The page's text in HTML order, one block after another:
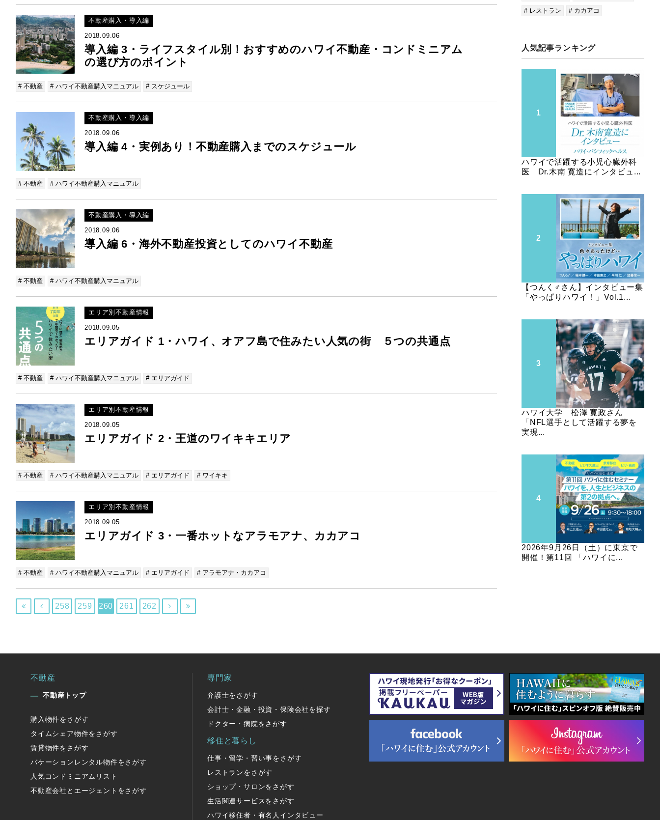
不動産購入・導入編
2018.09.06
導入編 3・ライフスタイル別！おすすめのハワイ不動産・コンドミニアム
の選び方のポイント
# 不動産 # ハワイ不動産購入マニュアル # スケジュール
不動産購入・導入編
2018.09.06
導入編 4・実例あり！不動産購入までのスケジュール
# 不動産 # ハワイ不動産購入マニュアル
不動産購入・導入編
2018.09.06
導入編 6・海外不動産投資としてのハワイ不動産
# 不動産 # ハワイ不動産購入マニュアル
エリア別不動産情報
2018.09.05
エリアガイド 1・ハワイ、オアフ島で住みたい人気の街 ５つの共通点
# 不動産 # ハワイ不動産購入マニュアル # エリアガイド
エリア別不動産情報
2018.09.05
エリアガイド 2・王道のワイキキエリア
# 不動産 # ハワイ不動産購入マニュアル # エリアガイド # ワイキキ
エリア別不動産情報
2018.09.05
エリアガイド 3・一番ホットなアラモアナ、カカアコ
# 不動産 # ハワイ不動産購入マニュアル # エリアガイド # アラモアナ・カカアコ
  258 259 260 261 262  
# レストラン
# カカアコ
人気記事ランキング
ハワイで活躍する小児心臓外科
医 Dr.木南 寛造にインタビュ...
【つんく♂さん】インタビュー集
「やっぱりハワイ！」Vol.1...
ハワイ大学 松澤 寛政さん
「NFL選手として活躍する夢を
実現...
2026年9月26日（土）に東京で
開催！第11回 「ハワイに...
不動産
不動産トップ
購入物件をさがす
タイムシェア物件をさがす
賃貸物件をさがす
バケーションレンタル物件をさがす
人気コンドミニアムリスト
不動産会社とエージェントをさがす
専門家
弁護士をさがす
会計士・金融・投資・保険会社を探す
ドクター・病院をさがす
移住と暮らし
仕事・留学・習い事をさがす
レストランをさがす
ショップ・サロンをさがす
生活関連サービスをさがす
ハワイ移住者・有名人インタビュー